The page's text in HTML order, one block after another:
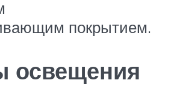
покрытием.
освещения